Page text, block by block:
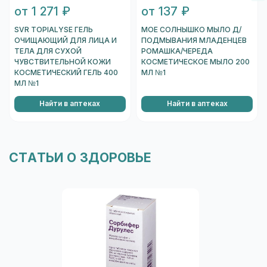
от 1 271 ₽
SVR TOPIALYSE ГЕЛЬ
ОЧИЩАЮЩИЙ ДЛЯ ЛИЦА И
ТЕЛА ДЛЯ СУХОЙ
ЧУВСТВИТЕЛЬНОЙ КОЖИ
КОСМЕТИЧЕСКИЙ ГЕЛЬ 400
МЛ №1
Найти в аптеках
от 137 ₽
МОЕ СОЛНЫШКО МЫЛО Д/
ПОДМЫВАНИЯ МЛАДЕНЦЕВ
РОМАШКА/ЧЕРЕДА
КОСМЕТИЧЕСКОЕ МЫЛО 200
МЛ №1
Найти в аптеках
СТАТЬИ О ЗДОРОВЬЕ